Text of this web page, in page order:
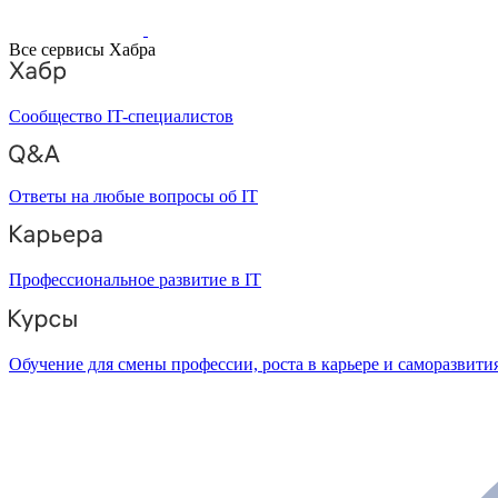
Все сервисы Хабра
Сообщество IT-специалистов
Ответы на любые вопросы об IT
Профессиональное развитие в IT
Обучение для смены профессии, роста в карьере и